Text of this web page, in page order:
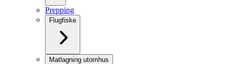
Prepping
Flugfiske
Matlagning utomhus